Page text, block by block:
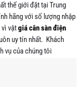
thế giới đặt tại Trung
hãng với số lượng nhập
vì vậtgiá cân sàn điện
uy tín nhất. Khách
vụ của chúng tôi